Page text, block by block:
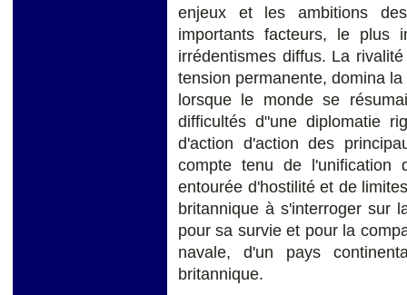
enjeux et les ambitions
importants facteurs, le plus
irrédentismes diffus. La
tension permanente, domina
lorsque le monde se
difficultés d"une diplomatie
d'action d'action des
compte tenu de l'unification
entourée d'hostilité et de
britannique à s'interroger sur
pour sa survie et pour la
navale, d'un pays
britannique.